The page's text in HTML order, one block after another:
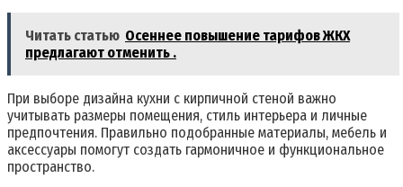
Читать статью Осеннее повышение тарифов ЖКХ
предлагают отменить .
При выборе дизайна кухни с кирпичной стеной важно
учитывать размеры помещения, стиль интерьера и личные
предпочтения. Правильно подобранные материалы, мебель и
аксессуары помогут создать гармоничное и функциональное
пространство.